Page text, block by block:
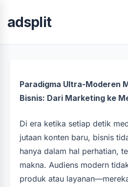
adsplit
Paradigma Ultra-Moderen
Bisnis: Dari Marketing ke
Di era ketika setiap detik
jutaan konten baru, bisnis
hanya dalam hal perhatian,
makna. Audiens modern
produk atau